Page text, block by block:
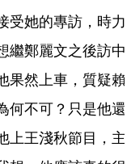
受她的專訪，時力
繼鄭麗文之後訪中
果然上車，質疑賴
何不可？只是他還
上王淺秋節目，主